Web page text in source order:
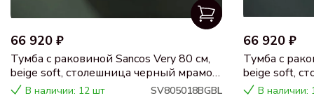
66 920 ₽
Тумба с раковиной Sancos Very 80 см,
beige soft, столешница черный мрамор,
раковина CN5018
В наличии: 12 шт
SV805018BGBL
66 920 ₽
Тумба с
beige soft,
раковина
В наличии: